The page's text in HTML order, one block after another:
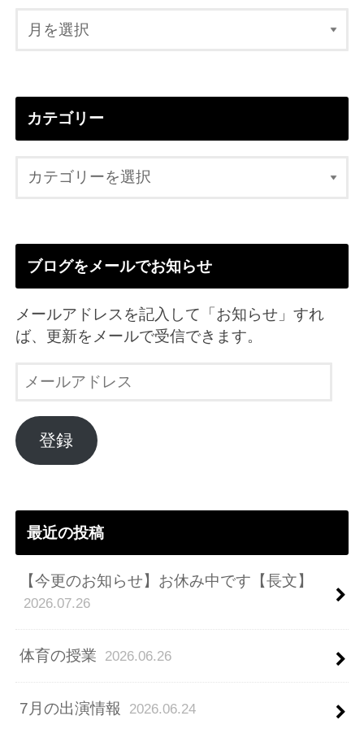
カテゴリー
ブログをメールでお知らせ
メールアドレスを記入して「お知らせ」すれ
ば、更新をメールで受信できます。
ル
ア
ド
登録
最近の投稿
【今更のお知らせ】お休み中です【長文】
2026.07.26
体育の授業 2026.06.26
7月の出演情報 2026.06.24